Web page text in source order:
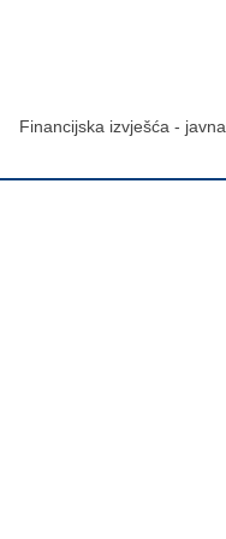
Financijska izvješća -